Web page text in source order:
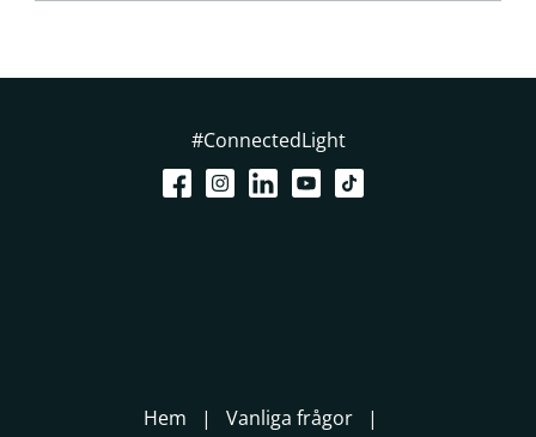
#ConnectedLight
Hem
Vanliga frågor